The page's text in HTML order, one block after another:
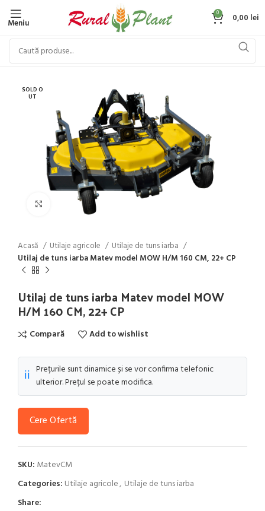
Meniu
0 0,00 lei
SOLD O
UT
Click to enlarge
Acasă Utilaje agricole
Utilaje de tuns iarba
Utilaj de tuns iarba Matev model MOW H/M 160 CM, 22+ CP
Utilaj de tuns iarba Matev model MOW
H/M 160 CM, 22+ CP
Compară Add to wishlist
ℹ️ Prețurile sunt dinamice și se vor confirma telefonic
ulterior. Prețul se poate modifica.
Cere Ofertă
SKU: MatevCM
Categories: Utilaje agricole, Utilaje de tuns iarba
Share: